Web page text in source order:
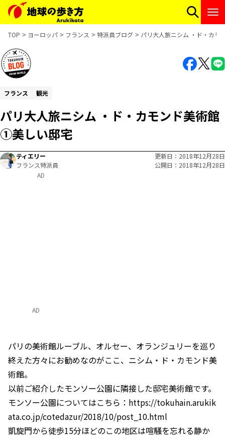
TOP ヨーロッパ フランス 特派員ブログ パリ大人旅ニシム ・ド・カ
フランス 観光
パリ大人旅ニシム ・ド・カモンド美術館
①美しい邸宅
ティエリー
フランス特派員
更新日
2018年12月28日
公開日
2018年12月28日
AD
パリの美術館ルーブル、オルセー、オランジュリーを巡り
終えた方々にお勧めなのがここ、ニシム・ド・カモンド美
術館。
以前ご紹介したモンソー公園に隣接した邸宅美術館です。
モンソー公園についてはこちら：https://tokuhain.arukik
ata.co.jp/cotedazur/2018/10/post_10.html
凱旋門から徒歩15分ほどのこの地区は喧騒を忘れる静か
AD